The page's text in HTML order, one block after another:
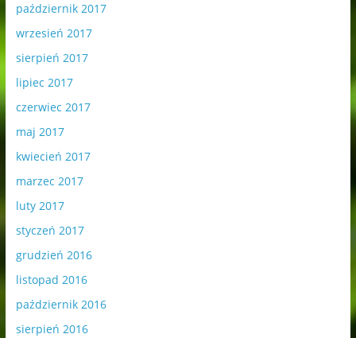
październik 2017
wrzesień 2017
sierpień 2017
lipiec 2017
czerwiec 2017
maj 2017
kwiecień 2017
marzec 2017
luty 2017
styczeń 2017
grudzień 2016
listopad 2016
październik 2016
sierpień 2016